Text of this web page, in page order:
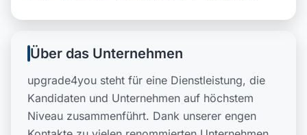
Über das Unternehmen
upgrade4you steht für eine Dienstleistung, die
Kandidaten und Unternehmen auf höchstem
Niveau zusammenführt. Dank unserer engen